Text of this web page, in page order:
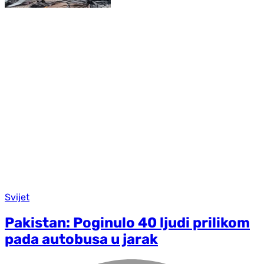
Svijet
Pakistan: Poginulo 40 ljudi prilikom
pada autobusa u jarak